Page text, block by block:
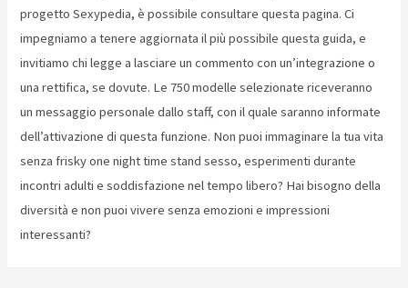
progetto Sexypedia, è possibile consultare questa pagina. Ci
impegniamo a tenere aggiornata il più possibile questa guida, e
invitiamo chi legge a lasciare un commento con un’integrazione o
una rettifica, se dovute. Le 750 modelle selezionate riceveranno
un messaggio personale dallo staff, con il quale saranno informate
dell’attivazione di questa funzione. Non puoi immaginare la tua vita
senza frisky one night time stand sesso, esperimenti durante
incontri adulti e soddisfazione nel tempo libero? Hai bisogno della
diversità e non puoi vivere senza emozioni e impressioni
interessanti?